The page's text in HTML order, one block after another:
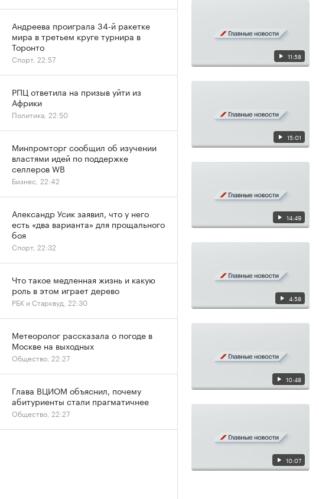
11:58
15:01
14:49
4:58
10:48
10:07
Андреева проиграла 34-й ракетке
мира в третьем круге турнира в
Торонто
Спорт, 22:57
РПЦ ответила на призыв уйти из
Африки
Политика, 22:50
Минпромторг сообщил об изучении
властями идей по поддержке
селлеров WB
Бизнес, 22:42
Александр Усик заявил, что у него
есть «два варианта» для прощального
боя
Спорт, 22:32
Что такое медленная жизнь и какую
роль в этом играет дерево
РБК и Старквуд, 22:30
Метеоролог рассказала о погоде в
Москве на выходных
Общество, 22:27
Глава ВЦИОМ объяснил, почему
абитуриенты стали прагматичнее
Общество, 22:27